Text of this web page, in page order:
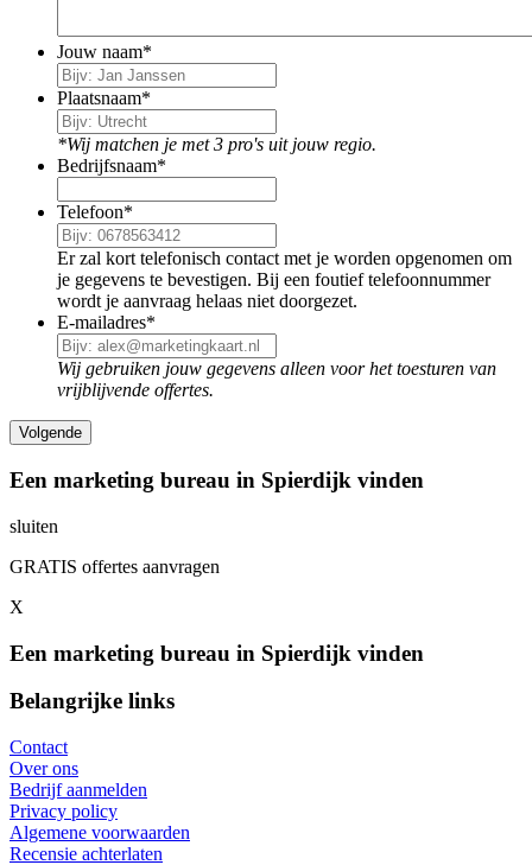
Jouw naam*
Plaatsnaam*
*Wij matchen je met 3 pro's uit jouw regio.
Bedrijfsnaam*
Telefoon*
Er zal kort telefonisch contact met je worden opgenomen om
je gegevens te bevestigen. Bij een foutief telefoonnummer
wordt je aanvraag helaas niet doorgezet.
E-mailadres*
Wij gebruiken jouw gegevens alleen voor het toesturen van
vrijblijvende offertes.
Een marketing bureau in Spierdijk vinden
sluiten
GRATIS offertes aanvragen
X
Een marketing bureau in Spierdijk vinden
Belangrijke links
Contact
Over ons
Bedrijf aanmelden
Privacy policy
Algemene voorwaarden
Recensie achterlaten